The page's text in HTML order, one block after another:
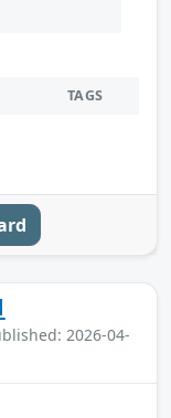
TAGS
2026-04-